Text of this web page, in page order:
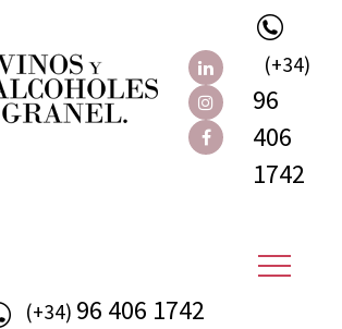
(+34)
96
406
1742
(+34) 96 406 1742